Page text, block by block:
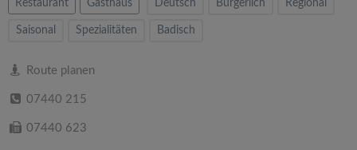
Restaurant Gasthaus Deutsch Bürgerlich Regional
Saisonal Spezialitäten Badisch
Route planen
07440 215
07440 623
a